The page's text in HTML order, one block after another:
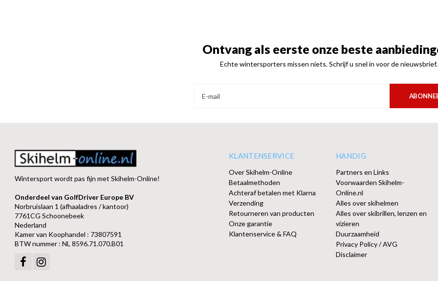
Ontvang als eerste onze beste
Echte wintersporters missen niets. Schrijf u snel in voor de nieuwsbrief.
Wintersport wordt pas fijn met Skihelm-Online!
Onderdeel van GolfDriver Europe BV
Norbruislaan 1 (afhaaladres / kantoor)
7761CG Schoonebeek
Nederland
Kamer van Koophandel : 73807591
BTW nummer : NL 8596.71.070.B01
KLANTENSERVICE
Over Skihelm-Online
Betaalmethoden
Achteraf betalen met Klarna
Verzending
Retourneren van producten
Onze garantie
Klantenservice & FAQ
HANDIG
Partners en Links
Voorwaarden Skihelm-
Online.nl
Alles over skihelmen
Alles over skibrillen, lenzen en
vizieren
Duurzaamheid
Privacy Policy / AVG
Disclaimer